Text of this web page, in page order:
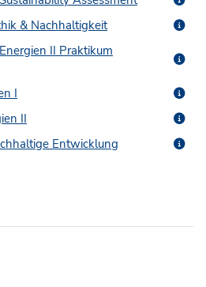
& Nachhaltigkeit
II Praktikum
I
II
Entwicklung